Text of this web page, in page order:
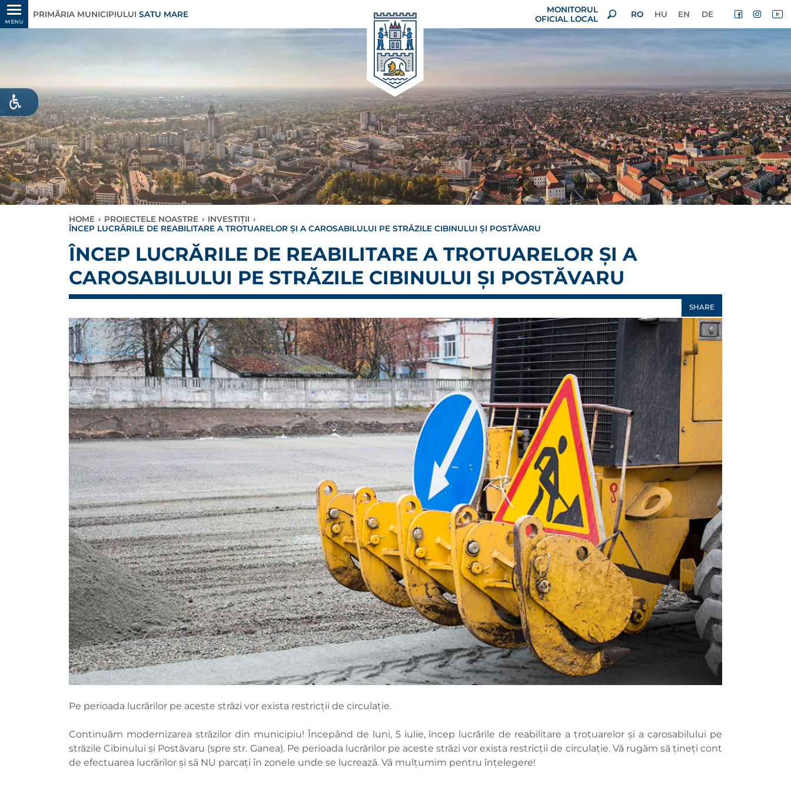
MENU
PRIMĂRIA MUNICIPIULUI SATU MARE
MONITORUL
OFICIAL LOCAL
RO HU EN DE
HOME › PROIECTELE NOASTRE › INVESTIȚII ›
ÎNCEP LUCRĂRILE DE REABILITARE A TROTUARELOR ȘI A CAROSABILULUI PE STRĂZILE CIBINULUI ȘI POSTĂVARU
ÎNCEP LUCRĂRILE DE REABILITARE A TROTUARELOR ȘI A
CAROSABILULUI PE STRĂZILE CIBINULUI ȘI POSTĂVARU
SHARE
Pe perioada lucrărilor pe aceste străzi vor exista restricții de circulație.
Continuăm modernizarea străzilor din municipiu! Începând de luni, 5 iulie, încep lucrările de reabilitare a trotuarelor și a carosabilului pe
străzile Cibinului și Postăvaru (spre str. Ganea). Pe perioada lucrărilor pe aceste străzi vor exista restricții de circulație. Vă rugăm să țineți cont
de efectuarea lucrărilor și să NU parcați în zonele unde se lucrează. Vă mulțumim pentru înțelegere!